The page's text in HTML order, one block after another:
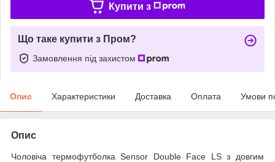
Купити з
Що таке купити з Пром?
Замовлення під захистом
Опис Характеристики Доставка Оплата Умови
Опис
Чоловіча термофутболка Sensor Double Face LS з довгим